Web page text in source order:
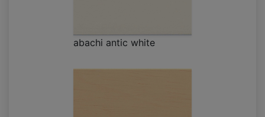
abachi antic white